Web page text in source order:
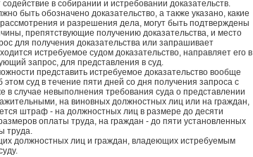
в собирании и истребовании доказательств.
быть обозначено доказательство, а также указано, какие
и разрешения дела, могут быть подтверждены
препятствующие получению доказательства, и место
для получения доказательства или запрашивает
истребуемое судом доказательство, направляет его в
запрос, для представления в суд.
представить истребуемое доказательство вообще
суд в течение пяти дней со дня получения запроса с
в случае невыполнения требования суда о представлении
на виновных должностных лиц или на граждан,
штраф - на должностных лиц в размере до десяти
оплаты труда, на граждан - до пяти установленных
труда.
должностных лиц и граждан, владеющих истребуемым